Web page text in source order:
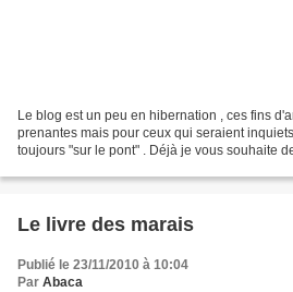
Le blog est un peu en hibernation , ces fins
prenantes mais pour ceux qui seraient
toujours "sur le pont" . Déjà je vous souhaite
Le livre des marais
Publié le 23/11/2010 à 10:04
Par Abaca